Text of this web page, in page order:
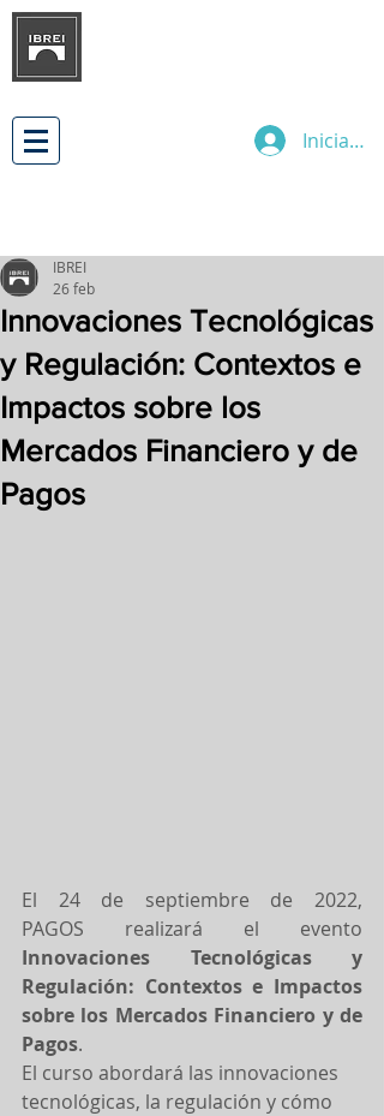
Iniciar
Innovaciones Tecnológicas
y Regulación: Contextos e
Impactos sobre los
Mercados Financiero y de
Pagos
IBREI
26 feb
El 24 de septiembre de 2022,
Innovaciones Tecnológicas y
Regulación: Contextos e Impactos
sobre los Mercados Financiero y de
Pagos.
El curso abordará las innovaciones
tecnológicas, la regulación y cómo